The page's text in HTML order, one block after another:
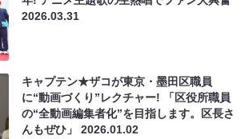
2026.03.31
キャプテン★ザコが東京・墨田区職員
に“動画づくり”レクチャー! 「区役所職員
の“全動画編集者化”を目指します。区長さ
んもぜひ」2026.01.02